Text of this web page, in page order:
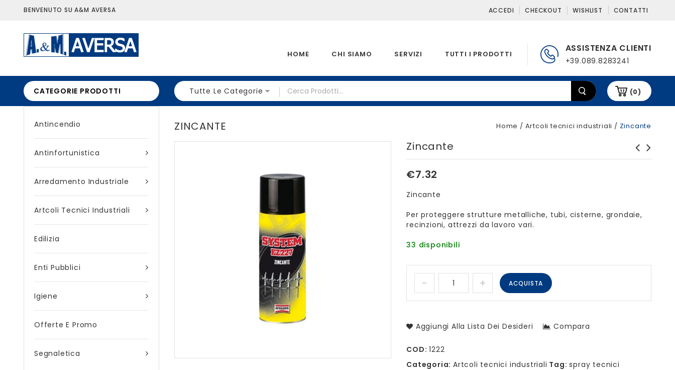
BENVENUTO SU A&M AVERSA ACCEDI CHECKOUT WISHLIST CONTATTI
ASSISTENZA CLIENTI
+39.089.8283241
HOME CHI SIAMO SERVIZI TUTTI I PRODOTTI
CATEGORIE PRODOTTI Tutte Le Categorie (0)
Antincendio
Antinfortunistica
Arredamento Industriale
Artcoli Tecnici Industriali
Edilizia
Enti Pubblici
Igiene
Offerte E Promo
Segnaletica
ZINCANTE Home / Artcoli tecnici industriali / Zincante
Zincante
€7.32
Zincante
Per proteggere strutture metalliche, tubi, cisterne, grondaie,
recinzioni, attrezzi da lavoro vari.
33 disponibili
ACQUISTA
Aggiungi Alla Lista Dei Desideri Compara
COD:1222
Categoria:Artcoli tecnici industriali Tag:spray tecnici